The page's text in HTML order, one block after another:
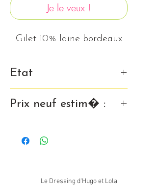
Je le veux !
Gilet 10% laine bordeaux
Etat
Prix neuf estim� :
Le Dressing d'Hugo et Lola